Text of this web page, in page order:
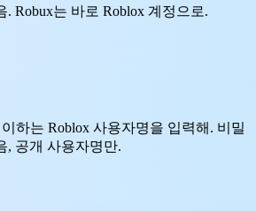
Robux는 바로 Roblox 계정으로.
이하는 Roblox 사용자명을 입력해. 비밀
, 공개 사용자명만.